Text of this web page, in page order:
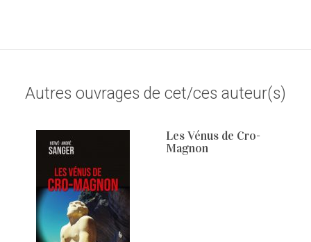
Autres ouvrages de cet/ces auteur(s)
Les Vénus de Cro-
Magnon